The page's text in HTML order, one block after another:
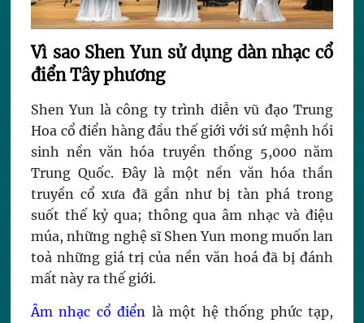
Vì sao Shen Yun sử dụng dàn nhạc cổ
điển Tây phương
Shen Yun là công ty trình diễn vũ đạo Trung
Hoa cổ điển hàng đầu thế giới với sứ mệnh hồi
sinh nền văn hóa truyền thống 5,000 năm
Trung Quốc. Đây là một nền văn hóa thần
truyền cổ xưa đã gần như bị tàn phá trong
suốt thế kỷ qua; thông qua âm nhạc và điệu
múa, những nghệ sĩ Shen Yun mong muốn lan
toả những giá trị của nền văn hoá đã bị đánh
mất này ra thế giới.
Âm nhạc cổ điển là một hệ thống phức tạp,